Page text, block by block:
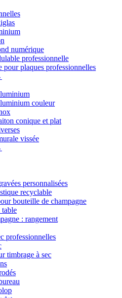
numérique
professionnelle
pour plaques professionnelles
couleur
conique et plat
vissée
personnalisées
recyclable
bouteille de champagne
table
: rangement
professionnelles
timbrage à sec